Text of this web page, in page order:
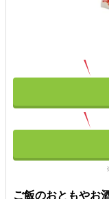
ご飯のおともやお